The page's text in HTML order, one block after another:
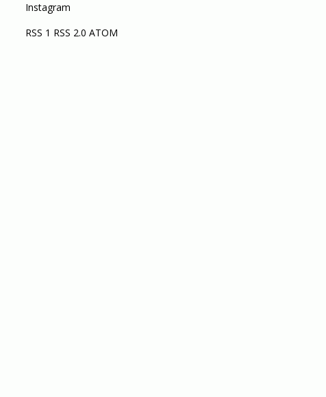
Instagram
RSS 1 RSS 2.0 ATOM